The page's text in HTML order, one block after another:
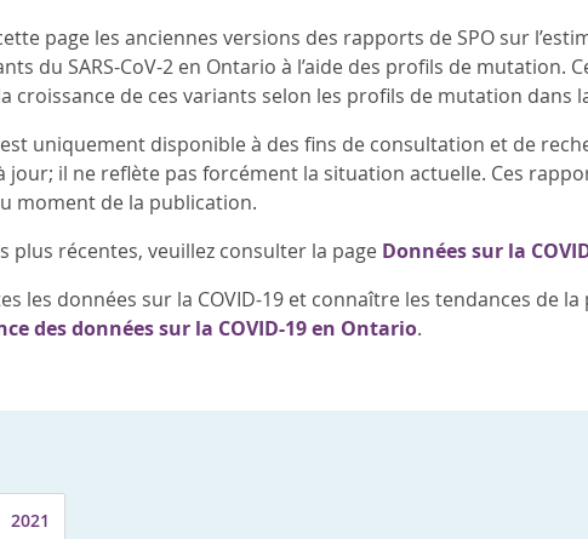
page les anciennes versions des rapports de SPO sur
du SARS-CoV-2 en Ontario à l’aide des profils de mutation.
croissance de ces variants selon les profils de mutation dans
uniquement disponible à des fins de consultation et de
jour; il ne reflète pas forcément la situation actuelle. Ces
moment de la publication.
plus récentes, veuillez consulter la page Données sur la
les données sur la COVID-19 et connaître les tendances de
des données sur la COVID-19 en Ontario.
2021